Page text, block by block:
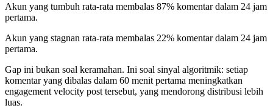
Akun yang tumbuh rata-rata membalas 87% komentar dalam 24 jam
pertama.
Akun yang stagnan rata-rata membalas 22% komentar dalam 24 jam
pertama.
Gap ini bukan soal keramahan. Ini soal sinyal algoritmik: setiap
komentar yang dibalas dalam 60 menit pertama meningkatkan
engagement velocity post tersebut, yang mendorong distribusi lebih
luas.